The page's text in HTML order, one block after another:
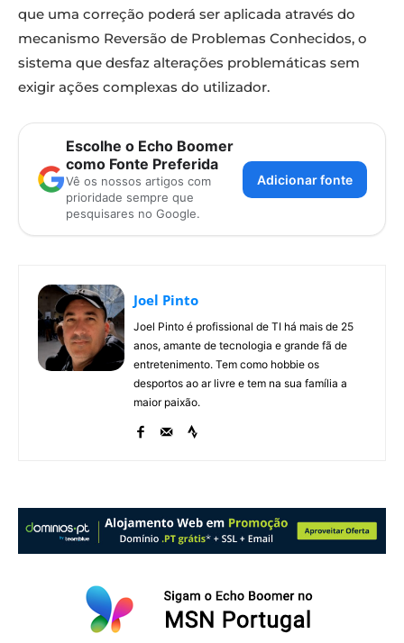
que uma correção poderá ser aplicada através do
mecanismo Reversão de Problemas Conhecidos, o
sistema que desfaz alterações problemáticas sem
exigir ações complexas do utilizador.
Escolhe o Echo Boomer
como Fonte Preferida
Vê os nossos artigos com
prioridade sempre que
pesquisares no Google.
Adicionar fonte
Joel Pinto
Joel Pinto é profissional de TI há mais de 25
anos, amante de tecnologia e grande fã de
entretenimento. Tem como hobbie os
desportos ao ar livre e tem na sua família a
maior paixão.